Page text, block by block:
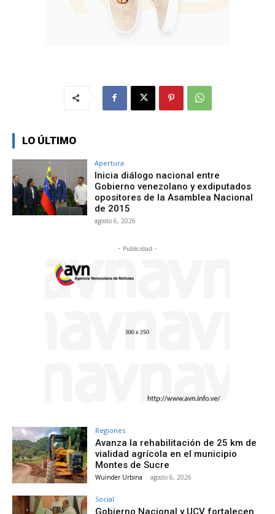
LO ÚLTIMO
Apertura
Inicia diálogo nacional entre
Gobierno venezolano y exdiputados
opositores de la Asamblea Nacional
de 2015
agosto 6, 2026
- Publicidad -
Regiones
Avanza la rehabilitación de 25 km de
vialidad agrícola en el municipio
Montes de Sucre
Wuinder Urbina - agosto 6, 2026
Social
Gobierno Nacional y UCV fortalecen